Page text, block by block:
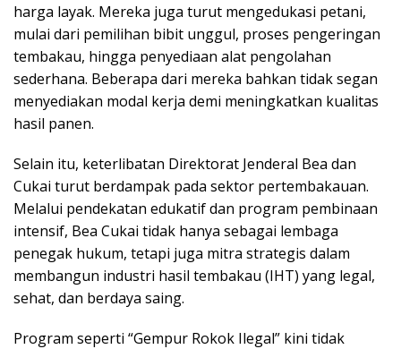
harga layak. Mereka juga turut mengedukasi petani,
mulai dari pemilihan bibit unggul, proses pengeringan
tembakau, hingga penyediaan alat pengolahan
sederhana. Beberapa dari mereka bahkan tidak segan
menyediakan modal kerja demi meningkatkan kualitas
hasil panen.
Selain itu, keterlibatan Direktorat Jenderal Bea dan
Cukai turut berdampak pada sektor pertembakauan.
Melalui pendekatan edukatif dan program pembinaan
intensif, Bea Cukai tidak hanya sebagai lembaga
penegak hukum, tetapi juga mitra strategis dalam
membangun industri hasil tembakau (IHT) yang legal,
sehat, dan berdaya saing.
Program seperti “Gempur Rokok Ilegal” kini tidak